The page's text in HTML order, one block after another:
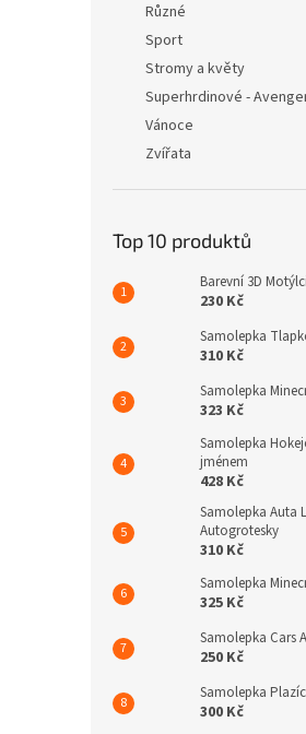
Různé
Sport
Stromy a květy
Superhrdinové -
Vánoce
Zvířata
Top 10 produktů
Barevní 3D
230 Kč
Samolepka
310 Kč
Samolepka
323 Kč
Samolepka
jménem
428 Kč
Samolepka Auta
Autogrotesky
310 Kč
Samolepka
325 Kč
Samolepka Cars
250 Kč
Samolepka
300 Kč